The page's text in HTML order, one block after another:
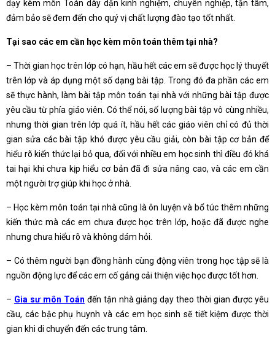
dạy kèm môn Toán dày dặn kinh nghiệm, chuyên nghiệp, tận tâm,
đảm bảo sẽ đem đến cho quý vị chất lượng đào tạo tốt nhất.
Tại sao các em cần học kèm môn toán thêm tại nhà?
– Thời gian học trên lớp có hạn, hầu hết các em sẽ được học lý thuyết
trên lớp và áp dụng một số dạng bài tập. Trong đó đa phần các em
sẽ thực hành, làm bài tập môn toán tại nhà với những bài tập được
yêu cầu từ phía giáo viên. Có thể nói, số lượng bài tập vô cùng nhiều,
nhưng thời gian trên lớp quá ít, hầu hết các giáo viên chỉ có đủ thời
gian sửa các bài tập khó được yêu cầu giải, còn bài tập cơ bản để
hiểu rõ kiến thức lại bỏ qua, đối với nhiều em học sinh thì điều đó khá
tai hại khi chưa kịp hiểu cơ bản đã đi sửa nâng cao, và các em cần
một người trợ giúp khi học ở nhà.
– Học kèm môn toán tại nhà cũng là ôn luyện và bổ túc thêm những
kiến thức mà các em chưa được học trên lớp, hoặc đã được nghe
nhưng chưa hiểu rõ và không dám hỏi.
– Có thêm người bạn đồng hành cùng động viên trong học tập sẽ là
nguồn động lực để các em cố gắng cải thiện việc học được tốt hơn.
– Gia sư môn Toán đến tận nhà giảng dạy theo thời gian được yêu
cầu, các bậc phụ huynh và các em học sinh sẽ tiết kiệm được thời
gian khi di chuyển đến các trung tâm.